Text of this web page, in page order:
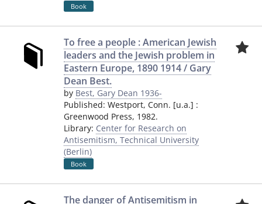
Book
To free a people : American Jewish
leaders and the Jewish problem in
Eastern Europe, 1890 1914 / Gary
Dean Best.
by Best, Gary Dean 1936-
Published: Westport, Conn. [u.a.] :
Greenwood Press, 1982.
Library: Center for Research on
Antisemitism, Technical University
(Berlin)
Book
The danger of Antisemitism in